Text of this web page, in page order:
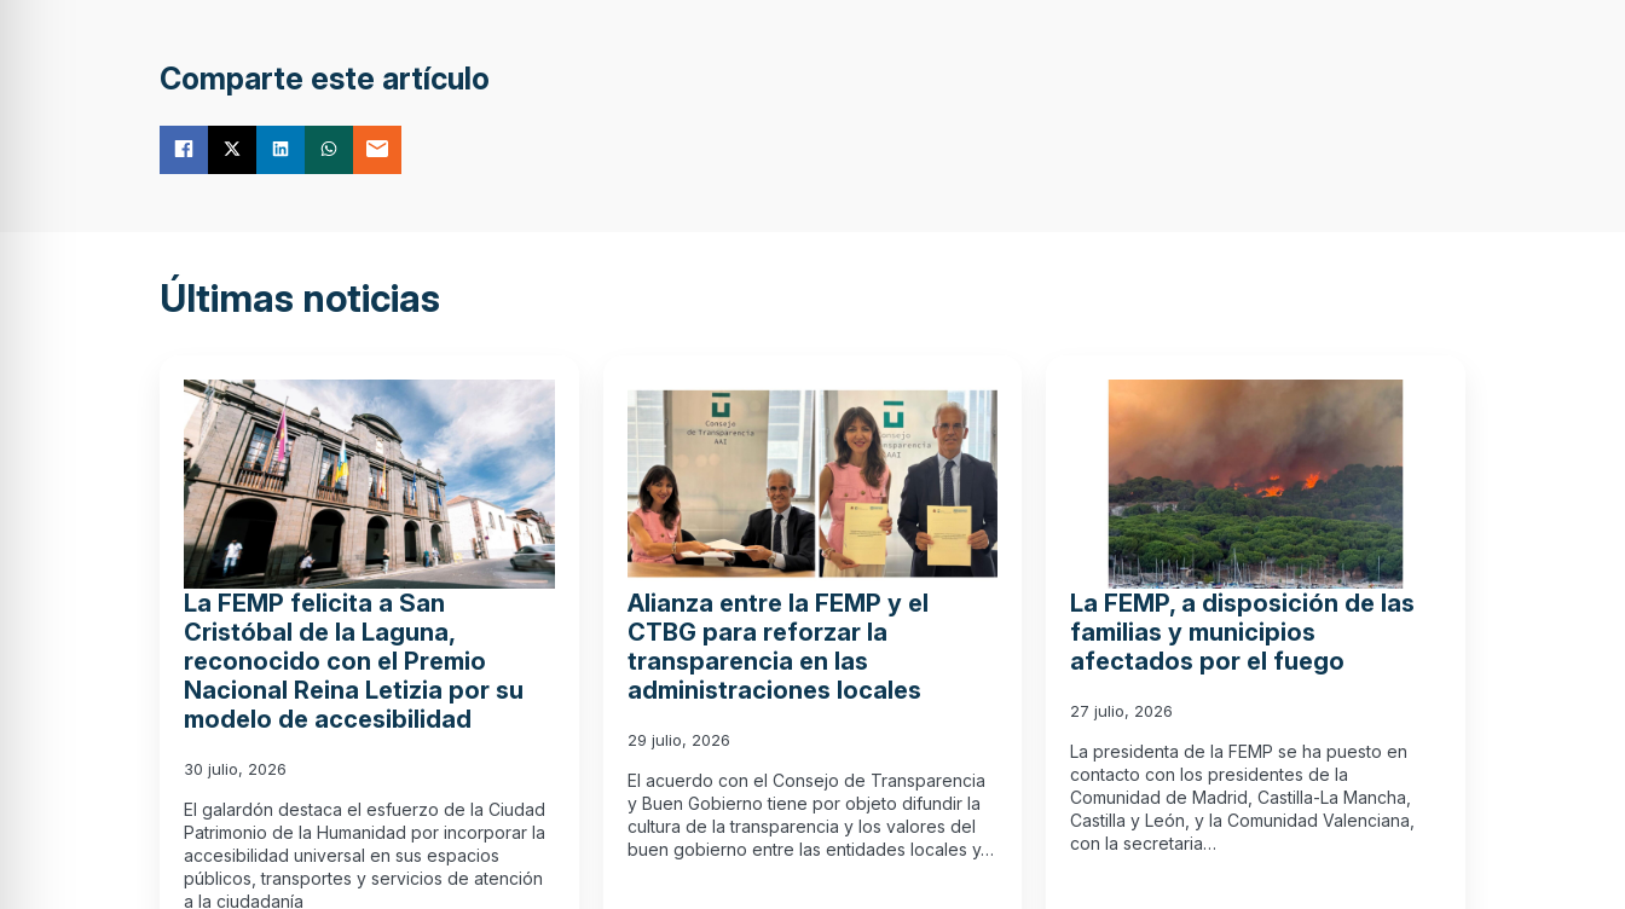
Comparte este artículo
Últimas noticias
La FEMP felicita a San
Cristóbal de la Laguna,
reconocido con el Premio
Nacional Reina Letizia por su
modelo de accesibilidad
30 julio, 2026
El galardón destaca el esfuerzo de la Ciudad
Patrimonio de la Humanidad por incorporar la
accesibilidad universal en sus espacios
públicos, transportes y servicios de atención
a la ciudadanía
Alianza entre la FEMP y el
CTBG para reforzar la
transparencia en las
administraciones locales
29 julio, 2026
El acuerdo con el Consejo de Transparencia
y Buen Gobierno tiene por objeto difundir la
cultura de la transparencia y los valores del
buen gobierno entre las entidades locales y…
La FEMP, a disposición de las
familias y municipios
afectados por el fuego
27 julio, 2026
La presidenta de la FEMP se ha puesto en
contacto con los presidentes de la
Comunidad de Madrid, Castilla-La Mancha,
Castilla y León, y la Comunidad Valenciana,
con la secretaria…